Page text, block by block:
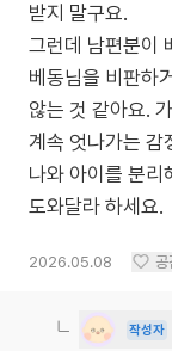
받지 말구요.
그런데 남편분이
베동님을 비판하
않는 것 같아요.
계속 엇나가는 감
나와 아이를 분리
도와달라 하세요.
2026.05.08
작성자